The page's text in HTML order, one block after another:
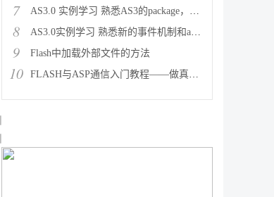
7 AS3.0 实例学习 熟悉AS3的package，以及多个
8 AS3.0实例学习 熟悉新的事件机制和addChild的运用
9 Flash中加载外部文件的方法
10 FLASH与ASP通信入门教程——做真正属于自己的留言本
商业广告，理性选择
商业广告，理性选择